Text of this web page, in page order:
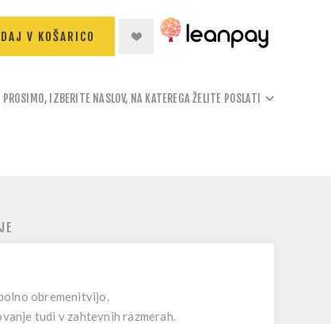
V KOŠARICO
PROSIMO, IZBERITE NASLOV, NA KATEREGA ŽELITE POSLATI
obremenitvijo.
tudi v zahtevnih razmerah.